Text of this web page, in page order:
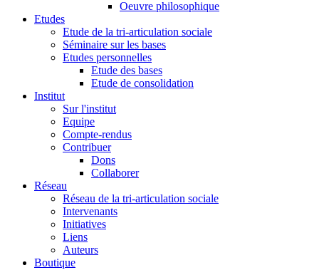
Oeuvre philosophique
Etudes
Etude de la tri-articulation sociale
Séminaire sur les bases
Etudes personnelles
Etude des bases
Etude de consolidation
Institut
Sur l'institut
Equipe
Compte-rendus
Contribuer
Dons
Collaborer
Réseau
Réseau de la tri-articulation sociale
Intervenants
Initiatives
Liens
Auteurs
Boutique